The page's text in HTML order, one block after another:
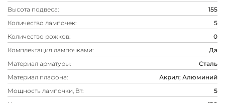
Высота подвеса:
155
Количество лампочек:
5
Количество рожков:
0
Комплектация лампочками:
Да
Материал арматуры:
Сталь
Материал плафона:
Акрил; Алюминий
Мощность лампочки, Вт:
5